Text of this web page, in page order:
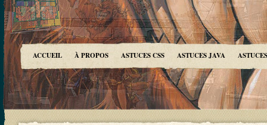
ACCUEIL À PROPOS ASTUCES CSS ASTUCES JAVA